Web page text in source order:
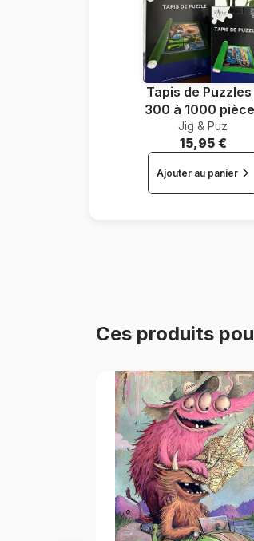
Tapis de Puzzles
300 à 1000
Jig & Puz
15,95 €
Ajouter au panier
Ces produits